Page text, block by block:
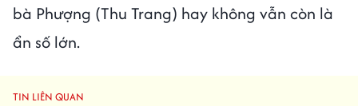
bà Phượng (Thu Trang) hay không vẫn còn là
ẩn số lớn.
TIN LIÊN QUAN